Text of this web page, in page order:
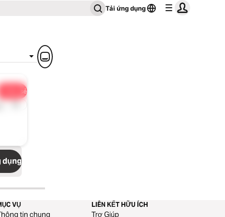
Tải ứng dụng
Chia sẻ
1x
dụng
VỤ
tin chung
LIÊN KẾT HỮU ÍCH
Trợ Giúp